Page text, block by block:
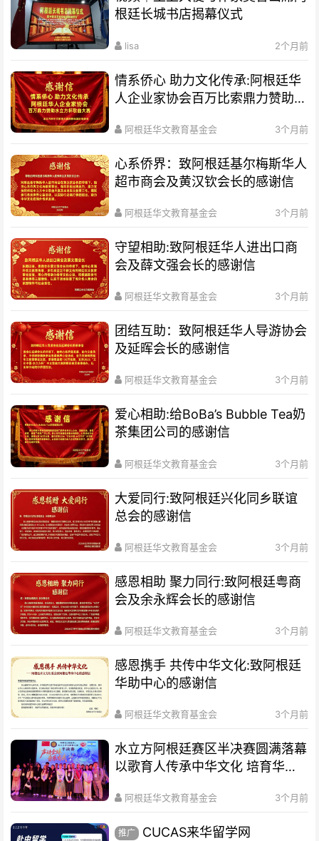
根廷长城书店揭幕仪式
lisa 2个月前
情系侨心 助力文化传承:阿根廷华
人企业家协会百万比索鼎力赞助水
阿根廷华文教育基金会 3个月前
心系侨界​：致阿根廷基尔梅斯华人
超市商会及黄汉钦会长的感谢信
阿根廷华文教育基金会 3个月前
守望相助:致阿根廷华人进出口商
会及薛文强会长的感谢信
阿根廷华文教育基金会 3个月前
团结互助：致阿根廷华人导游协会
及延晖会长的感谢信
阿根廷华文教育基金会 3个月前
爱心相助:给BoBa’s Bubble Tea奶
茶集团公司的感谢信
阿根廷华文教育基金会 3个月前
大爱同行:致阿根廷兴化同乡联谊
总会的感谢信
阿根廷华文教育基金会 3个月前
感恩相助 聚力同行:致阿根廷粤商
会及余永辉会长的感谢信
阿根廷华文教育基金会 3个月前
感恩携手 共传中华文化:致阿根廷
华助中心的感谢信
阿根廷华文教育基金会 3个月前
水立方阿根廷赛区半决赛圆满落幕
以歌育人传承中华文化 培育华裔
阿根廷华文教育基金会 3个月前
推广 CUCAS来华留学网